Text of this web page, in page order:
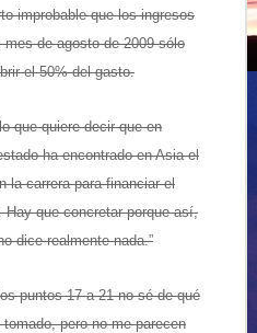
improbable que los ingresos
mes de agosto de 2009 sólo
el 50% del gasto.
que quiere decir que en
ha encontrado en Asia el
la carrera para financiar el
Hay que concretar porque así,
dice realmente nada.”
puntos 17 a 21 no sé de qué
pero no me parecen